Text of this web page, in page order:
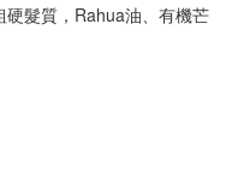
髮質，Rahua油、有機芒